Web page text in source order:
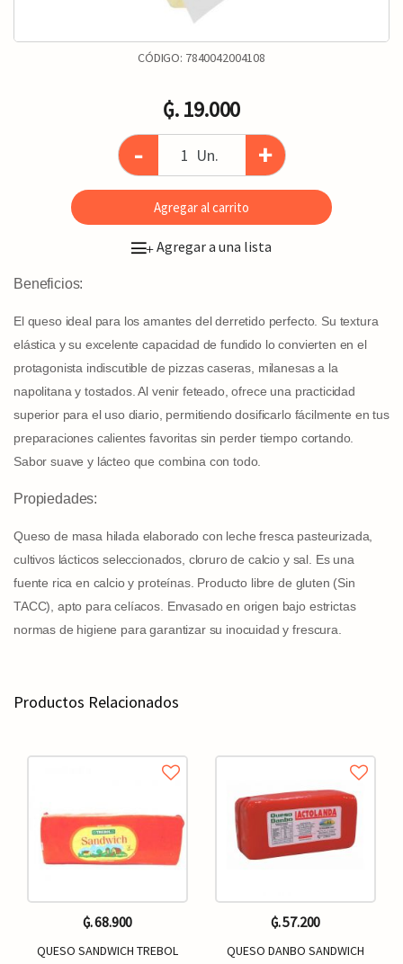
CÓDIGO: 7840042004108
₲. 19.000
- Un. +
Agregar al carrito
+Agregar a una lista
Beneficios:
El queso ideal para los amantes del derretido perfecto. Su textura
elástica y su excelente capacidad de fundido lo convierten en el
protagonista indiscutible de pizzas caseras, milanesas a la
napolitana y tostados. Al venir feteado, ofrece una practicidad
superior para el uso diario, permitiendo dosificarlo fácilmente en tus
preparaciones calientes favoritas sin perder tiempo cortando.
Sabor suave y lácteo que combina con todo.
Propiedades:
Queso de masa hilada elaborado con leche fresca pasteurizada,
cultivos lácticos seleccionados, cloruro de calcio y sal. Es una
fuente rica en calcio y proteínas. Producto libre de gluten (Sin
TACC), apto para celíacos. Envasado en origen bajo estrictas
normas de higiene para garantizar su inocuidad y frescura.
Productos Relacionados
₲. 68.900
QUESO SANDWICH TREBOL
₲. 57.200
QUESO DANBO SANDWICH